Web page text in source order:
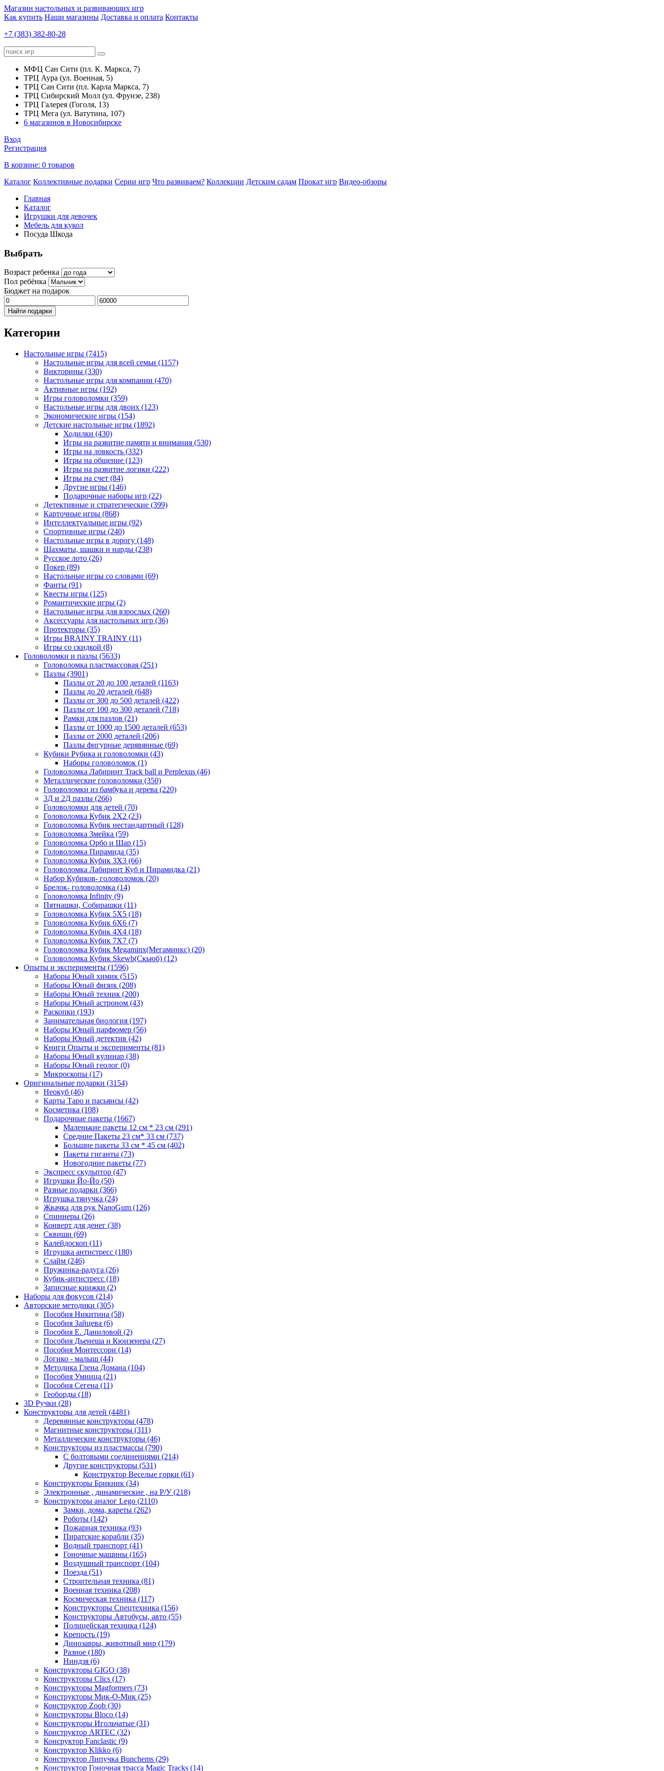
Магазин настольных и развивающих игр
Как купить Наши магазины Доставка и оплата Контакты
+7 (383) 382-80-28
МФЦ Сан Сити (пл. К. Маркса, 7)
ТРЦ Аура (ул. Военная, 5)
ТРЦ Сан Сити (пл. Карла Маркса, 7)
ТРЦ Сибирский Молл (ул. Фрунзе, 238)
ТРЦ Галерея (Гоголя, 13)
ТРЦ Мега (ул. Ватутина, 107)
6 магазинов в Новосибирске
Вход
Регистрация
В корзине: 0 товаров
Каталог Коллективные подарки Серии игр Что развиваем? Коллекции Детским садам Прокат игр Видео-обзоры
Главная
Каталог
Игрушки для девочек
Мебель для кукол
Посуда Шкода
Выбрать
Возраст ребенка
Пол ребёнка
Бюджет на подарок
Найти подарки
Категории
Настольные игры (7415)
Настольные игры для всей семьи (1157)
Викторины (330)
Настольные игры для компании (470)
Активные игры (192)
Игры головоломки (359)
Настольные игры для двоих (123)
Экономические игры (154)
Детские настольные игры (1892)
Ходилки (430)
Игры на развитие памяти и внимания (530)
Игры на ловкость (332)
Игры на общение (123)
Игры на развитие логики (222)
Игры на счет (84)
Другие игры (146)
Подарочные наборы игр (22)
Детективные и стратегические (399)
Карточные игры (868)
Интеллектуальные игры (92)
Спортивные игры (240)
Настольные игры в дорогу (148)
Шахматы, шашки и нарды (238)
Русское лото (26)
Покер (89)
Настольные игры со словами (69)
Фанты (91)
Квесты игры (125)
Романтические игры (2)
Настольные игры для взрослых (260)
Аксессуары для настольных игр (36)
Протекторы (35)
Игры BRAINY TRAINY (11)
Игры со скидкой (8)
Головоломки и пазлы (5633)
Головоломка пластмассовая (251)
Пазлы (3901)
Пазлы от 20 до 100 деталей (1163)
Пазлы до 20 деталей (648)
Пазлы от 300 до 500 деталей (422)
Пазлы от 100 до 300 деталей (718)
Рамки для пазлов (21)
Пазлы от 1000 до 1500 деталей (653)
Пазлы от 2000 деталей (206)
Пазлы фигурные дерявянные (69)
Кубики Рубика и головоломки (43)
Наборы головоломок (1)
Головоломка Лабиринт Track ball и Perplexus (46)
Металлические головоломки (350)
Головоломки из бамбука и дерева (220)
3Д и 2Д пазлы (266)
Головоломки для детей (70)
Головоломка Кубик 2Х2 (23)
Головоломка Кубик нестандартный (128)
Головоломка Змейка (59)
Головоломка Орбо и Шар (15)
Головоломка Пирамида (35)
Головоломка Кубик 3Х3 (66)
Головоломка Лабиринт Куб и Пирамидка (21)
Набор Кубиков- головоломок (20)
Брелок- головоломка (14)
Головоломка Infinity (9)
Пятнашки, Собирашки (11)
Головоломка Кубик 5Х5 (18)
Головоломка Кубик 6Х6 (7)
Головоломка Кубик 4Х4 (18)
Головоломка Кубик 7Х7 (7)
Головоломка Кубик Megaminx(Мегаминкс) (20)
Головоломка Кубик Skewb(Скьюб) (12)
Опыты и эксперименты (1596)
Наборы Юный химик (515)
Наборы Юный физик (208)
Наборы Юный техник (200)
Наборы Юный астроном (43)
Раскопки (193)
Занимательная биология (197)
Наборы Юный парфюмер (56)
Наборы Юный детектив (42)
Книги Опыты и эксперименты (81)
Наборы Юный кулинар (38)
Наборы Юный геолог (0)
Микроскопы (17)
Оригинальные подарки (3154)
Неокуб (46)
Карты Таро и пасьянсы (42)
Косметика (108)
Подарочные пакеты (1667)
Маленькие пакеты 12 см * 23 см (291)
Средние Пакеты 23 см* 33 см (737)
Большие пакеты 33 см * 45 см (402)
Пакеты гиганты (73)
Новогодние пакеты (77)
Экспресс скульптор (47)
Игрушки Йо-Йо (50)
Разные подарки (366)
Игрушка тянучка (24)
Жвачка для рук NanoGum (126)
Спиннеры (26)
Конверт для денег (38)
Сквиши (69)
Калейдоскоп (11)
Игрушка антистресс (180)
Слайм (246)
Пружинка-радуга (26)
Кубик-антистресс (18)
Записные книжки (2)
Наборы для фокусов (214)
Авторские методики (305)
Пособия Никитина (58)
Пособия Зайцева (6)
Пособия Е. Даниловой (2)
Пособия Дьенеша и Кюизенера (27)
Пособия Монтессори (14)
Логико - малыш (44)
Методика Глена Домана (104)
Пособия Умница (21)
Пособия Сегена (11)
Геоборды (18)
3D Ручки (28)
Конструкторы для детей (4481)
Деревянные конструкторы (478)
Магнитные конструкторы (311)
Металлические конструкторы (46)
Конструкторы из пластмассы (790)
С болтовыми соединениями (214)
Другие конструкторы (531)
Конструктор Веселые горки (61)
Конструкторы Брикник (34)
Электронные , динамические , на Р/У(218)
Конструкторы аналог Lego (2110)
Замки, дома, кареты (262)
Роботы (142)
Пожарная техника (93)
Пиратские корабли (35)
Водный транспорт (41)
Гоночные машины (165)
Воздушный транспорт (104)
Поезда (51)
Строительная техника (81)
Военная техника (208)
Космическая техника (117)
Конструкторы Спецтехника (156)
Конструкторы Автобусы, авто (55)
Полицейская техника (124)
Крепость (19)
Динозавры, животный мир (179)
Разное (180)
Ниндзя (6)
Конструкторы GIGO (38)
Конструкторы Clics (17)
Конструкторы Magformers (73)
Конструкторы Мик-О-Мик (25)
Конструктор Zoob (30)
Конструкторы Bloco (14)
Конструкторы Игольчатые (31)
Конструктор ARTEC (32)
Консруктор Fanclastic (9)
Конструктор Klikko (6)
Конструктор Липучка Bunchems (29)
Конструктор Гоночная трасса Magic Tracks (14)